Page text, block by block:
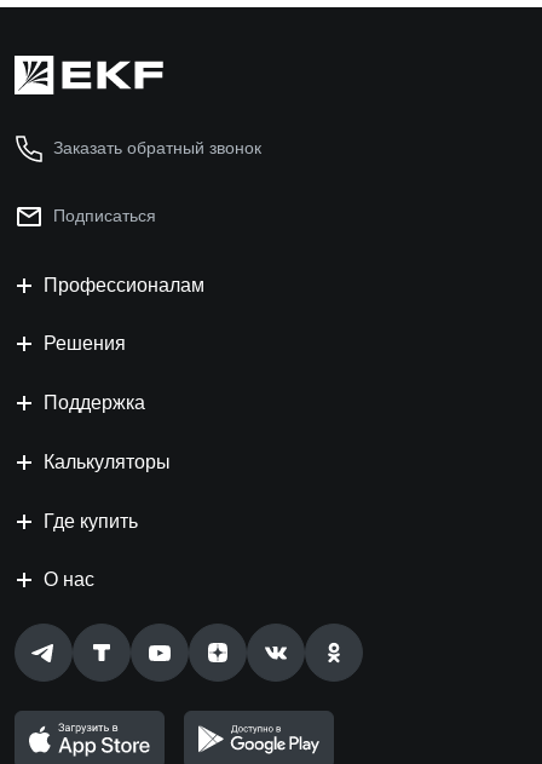
Заказать обратный звонок
Подписаться
Профессионалам
Решения
Поддержка
Калькуляторы
Где купить
О нас